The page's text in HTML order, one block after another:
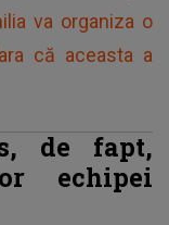
va organiza o
că aceasta a
de fapt,
echipei